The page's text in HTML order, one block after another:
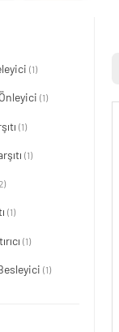
(1)
(1)
(1)
(1)
(1)
(1)
(1)